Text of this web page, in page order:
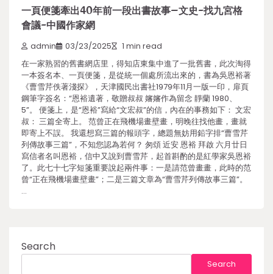
一頁便箋牽出40年前一段出書故事–文史-找九宮格
會議-中國作家網
admin 03/23/2025 1 min read
在一家熟習的舊書網店里，得知店東集中進了一批舊書，此次淘得
一本簽名本、一頁便箋，是從統一個處所流出來的，書為吳恩裕著
《曹雪芹佚著淺探》，天津國民出書社1979年11月一版一印，扉頁
鋼筆字簽名：“恩裕遺著，敬贈叔叔 嬸嬸作為留念 靜蘭 1980、
5”。 便箋上，是“恩裕”寫給“文宏叔”的信，內在的事務如下： 文宏
叔： 三篇全寄上。 范曾正在飛機場畫壁畫，明晚往找他畫，畫就
即寄上不誤。 我還想寫三篇的報頭字，總題無妨用鉛字排“曹雪芹
列傳故事三篇”，不知您認為若何？ 匆頌 近安 恩裕 拜啟 六月廿日
寫信者名叫恩裕，信中又說到曹雪芹，起首斟酌的是紅學家吳恩裕
了。此七十七字短箋重要說起兩件事：一是請范曾畫畫，此時的范
曾“正在飛機場畫壁畫”；二是三篇文章為“曹雪芹列傳故事三篇”。
…
Search
Search